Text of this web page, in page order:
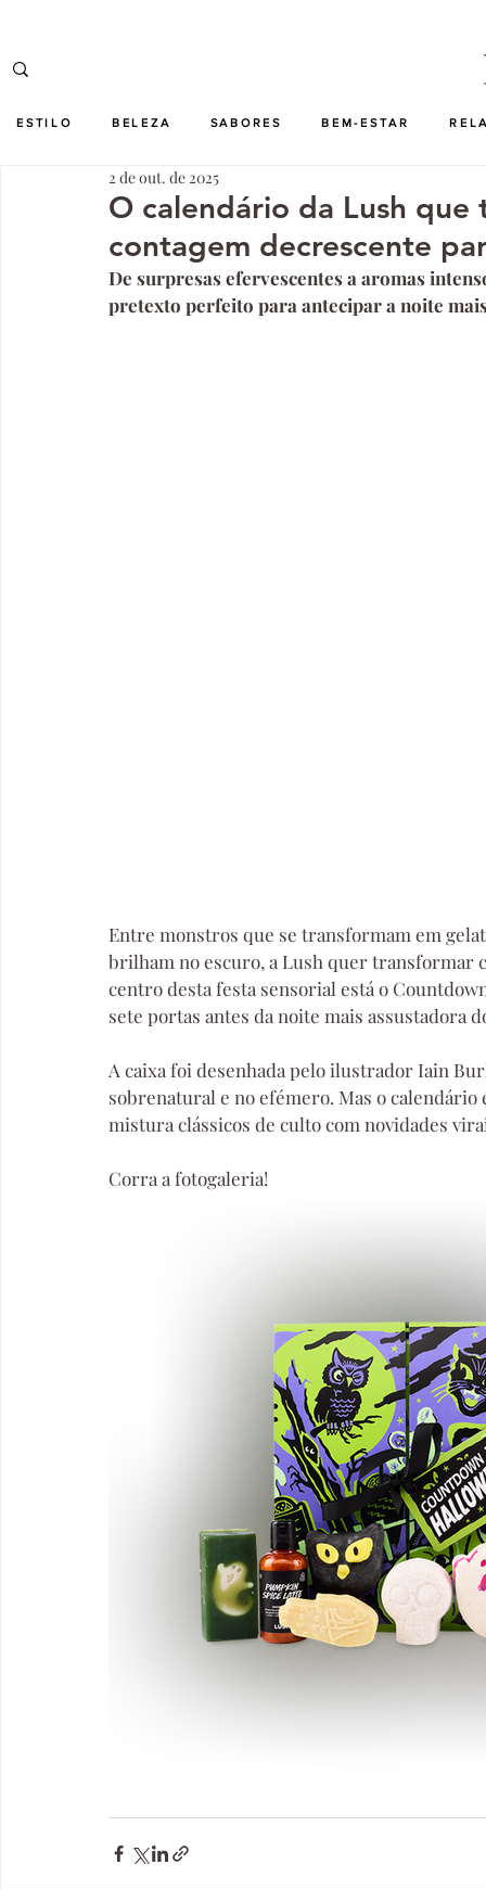
ESTILO BELEZA SABORES BEM-ESTAR
O calendário da Lush
contagem decrescente
2 de out. de 2025
De surpresas efervescentes a aromas
pretexto perfeito para antecipar a noite
Entre monstros que se transformam em
brilham no escuro, a Lush quer transformar
centro desta festa sensorial está o
sete portas antes da noite mais assustadora
A caixa foi desenhada pelo ilustrador Iain
sobrenatural e no efémero. Mas o
mistura clássicos de culto com novidades
Corra a fotogaleria!